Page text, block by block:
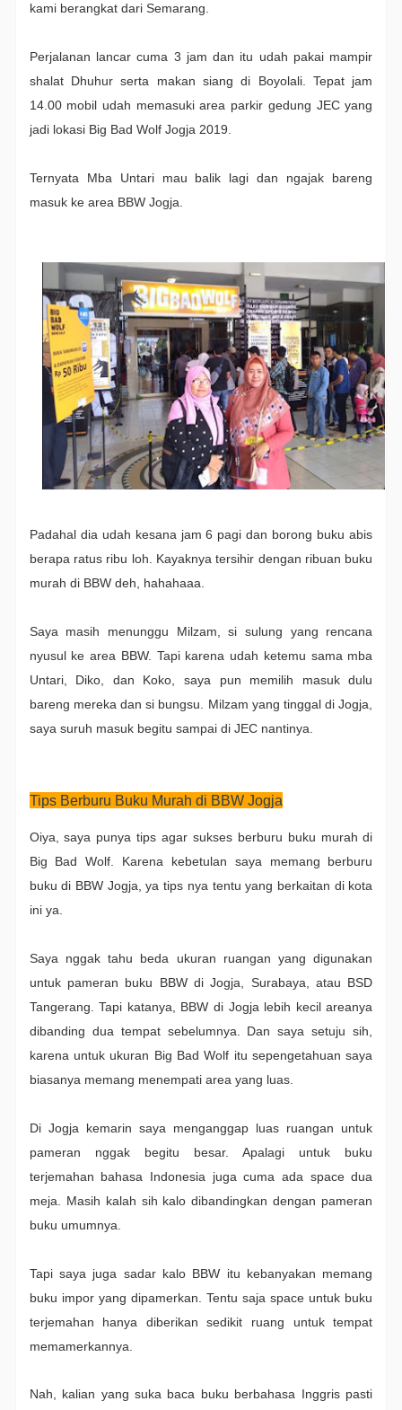
kami berangkat dari Semarang.
Perjalanan lancar cuma 3 jam dan itu udah pakai mampir
shalat Dhuhur serta makan siang di Boyolali. Tepat jam
14.00 mobil udah memasuki area parkir gedung JEC yang
jadi lokasi Big Bad Wolf Jogja 2019.
Ternyata Mba Untari mau balik lagi dan ngajak bareng
masuk ke area BBW Jogja.
Padahal dia udah kesana jam 6 pagi dan borong buku abis
berapa ratus ribu loh. Kayaknya tersihir dengan ribuan buku
murah di BBW deh, hahahaaa.
Saya masih menunggu Milzam, si sulung yang rencana
nyusul ke area BBW. Tapi karena udah ketemu sama mba
Untari, Diko, dan Koko, saya pun memilih masuk dulu
bareng mereka dan si bungsu. Milzam yang tinggal di Jogja,
saya suruh masuk begitu sampai di JEC nantinya.
Tips Berburu Buku Murah di BBW Jogja
Oiya, saya punya tips agar sukses berburu buku murah di
Big Bad Wolf. Karena kebetulan saya memang berburu
buku di BBW Jogja, ya tips nya tentu yang berkaitan di kota
ini ya.
Saya nggak tahu beda ukuran ruangan yang digunakan
untuk pameran buku BBW di Jogja, Surabaya, atau BSD
Tangerang. Tapi katanya, BBW di Jogja lebih kecil areanya
dibanding dua tempat sebelumnya. Dan saya setuju sih,
karena untuk ukuran Big Bad Wolf itu sepengetahuan saya
biasanya memang menempati area yang luas.
Di Jogja kemarin saya menganggap luas ruangan untuk
pameran nggak begitu besar. Apalagi untuk buku
terjemahan bahasa Indonesia juga cuma ada space dua
meja. Masih kalah sih kalo dibandingkan dengan pameran
buku umumnya.
Tapi saya juga sadar kalo BBW itu kebanyakan memang
buku impor yang dipamerkan. Tentu saja space untuk buku
terjemahan hanya diberikan sedikit ruang untuk tempat
memamerkannya.
Nah, kalian yang suka baca buku berbahasa Inggris pasti